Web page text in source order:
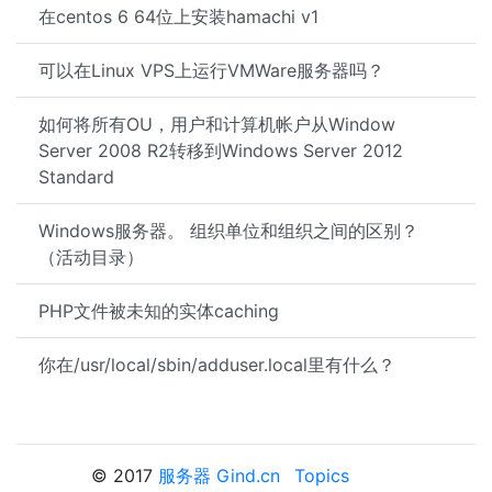
在centos 6 64位上安装hamachi v1
可以在Linux VPS上运行VMWare服务器吗？
如何将所有OU，用户和计算机帐户从Window
Server 2008 R2转移到Windows Server 2012
Standard
Windows服务器。 组织单位和组织之间的区别？
（活动目录）
PHP文件被未知的实体caching
你在/usr/local/sbin/adduser.local里有什么？
© 2017 服务器 Gind.cn
Topics